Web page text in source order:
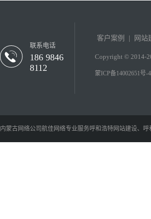
联系电话
186 9846
8112
客户案例 网站
Copyright © 2014-
蒙ICP备14002651号-4
内蒙古网络公司 航佳网络专业服务呼和浩特网站建设、 呼